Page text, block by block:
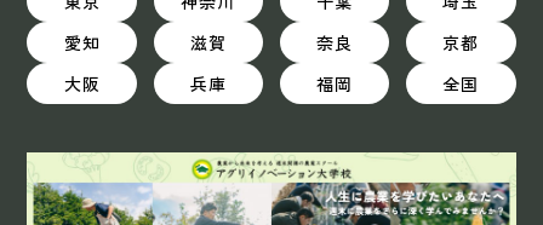
愛知
滋賀 奈良
京都
大阪
兵庫 福岡 全国